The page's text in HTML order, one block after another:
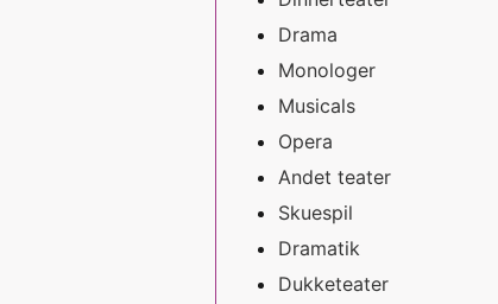
Drama
Monologer
Musicals
Opera
Andet teater
Skuespil
Dramatik
Dukketeater